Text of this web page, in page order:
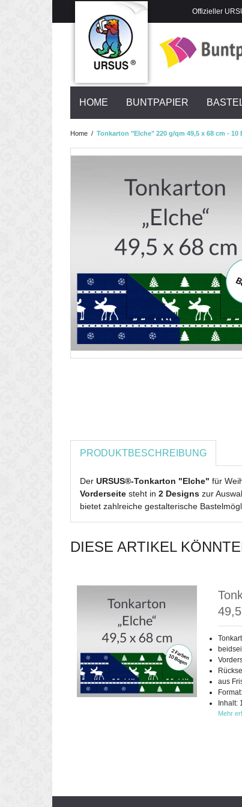
Offizieller
HOME BUNTPAPIER
Home / Tonkarton "Elche" 220 g/qm 49,5 x 68 cm - 10
PRODUKTBESCHREIBUNG
Der URSUS®-Tonkarton "Elche" für
Vorderseite steht in 2 Designs zur
bietet zahlreiche gestalterische
DIESE ARTIKEL
aus
Inhalt:
Mehr